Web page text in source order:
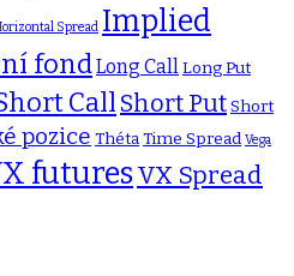
Spread Implied
fondLong CallLong Put
Call Short PutShort
pozice ThétaTime Spread Vega
futuresVX Spread